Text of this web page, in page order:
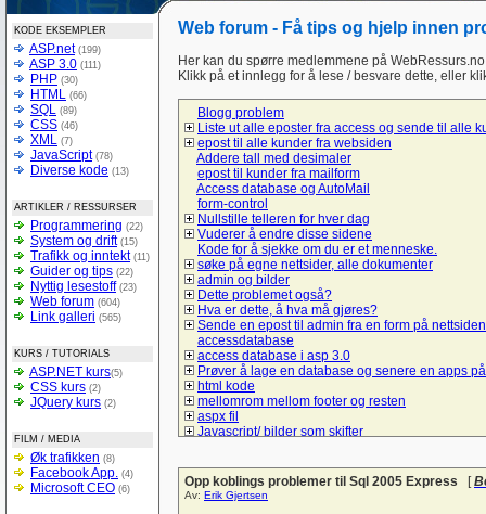
KODE EKSEMPLER
ASP.net (199)
ASP 3.0 (111)
PHP (30)
HTML (66)
SQL (89)
CSS (46)
XML (7)
JavaScript (78)
Diverse kode (13)
ARTIKLER / RESSURSER
Programmering (22)
System og drift (15)
Trafikk og inntekt (11)
Guider og tips (22)
Nyttig lesestoff (23)
Web forum (604)
Link galleri (565)
KURS / TUTORIALS
ASP.NET kurs(5)
CSS kurs (2)
JQuery kurs (2)
FILM / MEDIA
Øk trafikken (8)
Facebook App. (4)
Microsoft CEO (6)
Web forum - Få tips og hjelp innen
Her kan du spørre medlemmene på
Klikk på et innlegg for å lese / besvare dette, eller
Blogg problem
Liste ut alle eposter fra access og sende til alle
epost til alle kunder fra websiden
Addere tall med desimaler
epost til kunder fra mailform
Access database og AutoMail
form-control
Nullstille telleren for hver dag
Vuderer å endre disse sidene
Kode for å sjekke om du er et menneske.
søke på egne nettsider, alle dokumenter
admin og bilder
Dette problemet også?
Hva er dette, å hva må gjøres?
Sende en epost til admin fra en form på nettsiden
accessdatabase
access database i asp 3.0
Prøver å lage en database og senere en apps
html kode
mellomrom mellom footer og resten
aspx fil
Javascript/ bilder som skifter
Lik i ulike browsere
checkBoxList
Opp koblings problemer til Sql 2005 Express [
Av: Erik Gjertsen